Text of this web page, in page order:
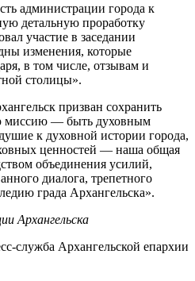
администрации города к
детальную проработку
участие в заседании
изменения, которые
в том числе, отзывам и
столицы».
призван сохранить
миссию — быть духовным
к духовной истории города,
ценностей — наша общая
объединения усилий,
диалога, трепетного
града Архангельска».
Архангельска
служба Архангельской епархии